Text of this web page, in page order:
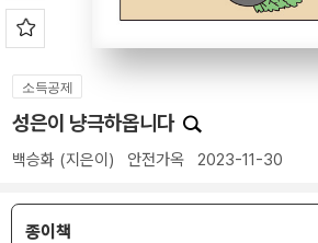
소득공제
성은이 냥극하옵니다
백승화 (지은이) 안전가옥 2023-11-30
종이책